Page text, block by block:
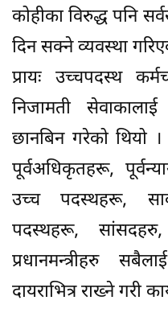
कोहीका विरुद्ध पनि
दिन सक्ने व्यवस्था
प्रायः उच्चपदस्थ
निजामती
छानबिन गरेको थियो
पूर्वअधिकृतहरू,
उच्च पदस्थहरू,
पदस्थहरू, सांसदहरु,
प्रधानमन्त्रीहरु
दायराभित्र राख्ने गरी